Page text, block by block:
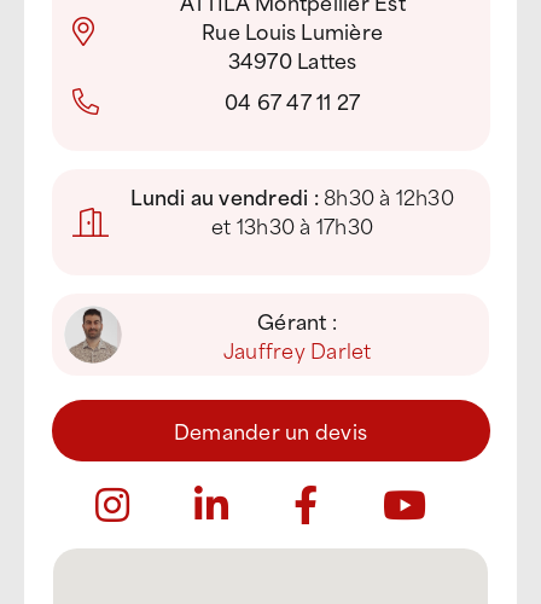
Rue Louis Lumière
34970 Lattes
04 67 47 11 27
Lundi au vendredi :8h30 à 12h30
et 13h30 à 17h30
Gérant :
Jauffrey Darlet
Demander un devis